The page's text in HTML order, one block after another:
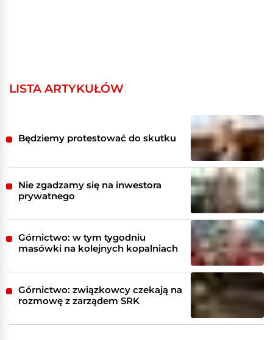
LISTA ARTYKUŁÓW
Będziemy protestować do skutku
Nie zgadzamy się na inwestora
prywatnego
Górnictwo: w tym tygodniu
masówki na kolejnych kopalniach
Górnictwo: związkowcy czekają na
rozmowę z zarządem SRK